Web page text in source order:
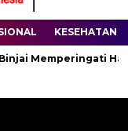
KESEHATAN
Hari